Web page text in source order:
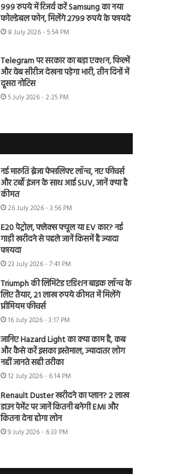
999 रुपये में रिजर्व करें Samsung का नया
फोल्डेबल फोन, मिलेंगे 2799 रुपये के फायदे
8 July 2026 - 5:54 PM
Telegram पर सरकार का बड़ा एक्शन, फिल्में
और वेब सीरीज देखना पड़ेगा भारी, तीन दिनों में
दूसरा नोटिस
5 July 2026 - 2:25 PM
नई मारुति ब्रेजा फेसलिफ्ट लॉन्च, नए फीचर्स
और टर्बो इंजन के साथ आई SUV, जानें क्या है
कीमत
26 July 2026 - 3:56 PM
E20 पेट्रोल, फ्लेक्स फ्यूल या EV कार? नई
गाड़ी खरीदने से पहले जानें किसमें है ज्यादा
फायदा
23 July 2026 - 7:41 PM
Triumph की लिमिटेड एडिशन बाइक लॉन्च के
लिए तैयार, 21 लाख रुपये कीमत में मिलेंगे
प्रीमियम फीचर्स
16 July 2026 - 3:17 PM
जानिए Hazard Light का क्या काम है, कब
और कैसे करें इसका इस्तेमाल, ज्यादातर लोग
नहीं जानते सही तरीका
12 July 2026 - 6:14 PM
Renault Duster खरीदने का प्लान? 2 लाख
डाउन पेमेंट पर जानें कितनी बनेगी EMI और
कितना देना होगा लोन
9 July 2026 - 6:33 PM